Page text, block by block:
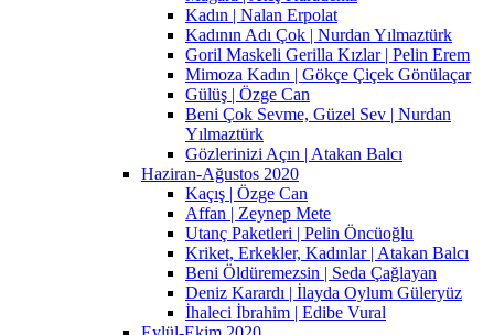
Kadın | Nalan Erpolat
Kadının Adı Çok | Nurdan Yılmaztürk
Goril Maskeli Gerilla Kızlar | Pelin Erem
Mimoza Kadın | Gökçe Çiçek Gönülaçar
Gülüş | Özge Can
Beni Çok Sevme, Güzel Sev | Nurdan
Yılmaztürk
Gözlerinizi Açın | Atakan Balcı
Haziran-Ağustos 2020
Kaçış | Özge Can
Affan | Zeynep Mete
Utanç Paketleri | Pelin Öncüoğlu
Kriket, Erkekler, Kadınlar | Atakan Balcı
Beni Öldüremezsin | Seda Çağlayan
Deniz Karardı | İlayda Oylum Güleryüz
İhaleci İbrahim | Edibe Vural